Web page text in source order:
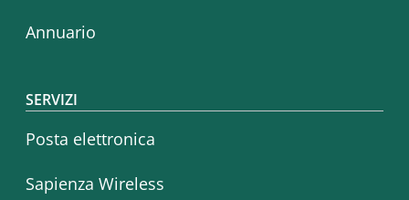
Annuario
SERVIZI
Posta elettronica
Sapienza Wireless